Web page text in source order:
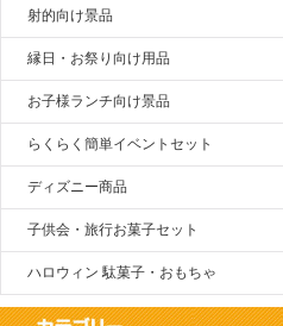
射的向け景品
縁日・お祭り向け用品
お子様ランチ向け景品
らくらく簡単イベントセット
ディズニー商品
子供会・旅行お菓子セット
ハロウィン 駄菓子・おもちゃ